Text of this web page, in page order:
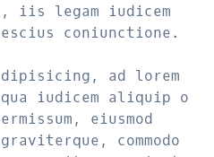
iis legam iudicem
coniunctione.
ad lorem
iudicem aliquip o
eiusmod
graviterque, commodo